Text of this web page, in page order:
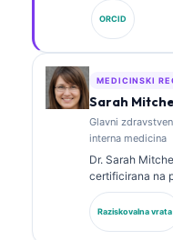
Kantesti AI
točnostjo
je obsežno
biomarkerjev in
ORCID
MEDICINSKI
Sarah
Glavni
interna medicina
Dr. Sarah
certificirana na
področju
analize. Ima
je obsežno
Raziskovalna vrata